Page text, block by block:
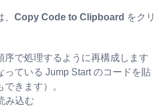
Copy Code to Clipboard をクリ
序で処理するように再構成します
っている Jump Start のコードを貼
できます）。
み込む